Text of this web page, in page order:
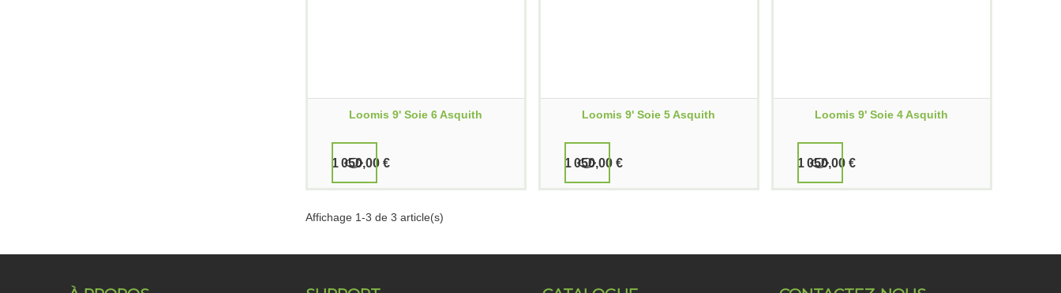
Loomis 9' Soie 6 Asquith
1 050,00 €
Loomis 9' Soie 5 Asquith
1 050,00 €
Loomis 9' Soie 4 Asquith
1 050,00 €
Affichage 1-3 de 3 article(s)